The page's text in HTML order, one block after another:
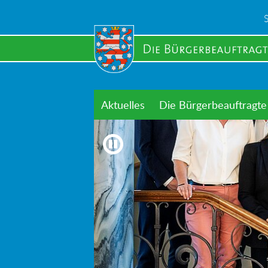
main
Aktuelles Die Bürgerbeauftragte